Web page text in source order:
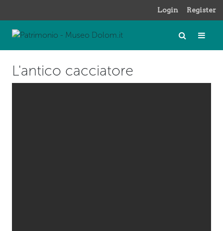
Login Register
L'antico cacciatore